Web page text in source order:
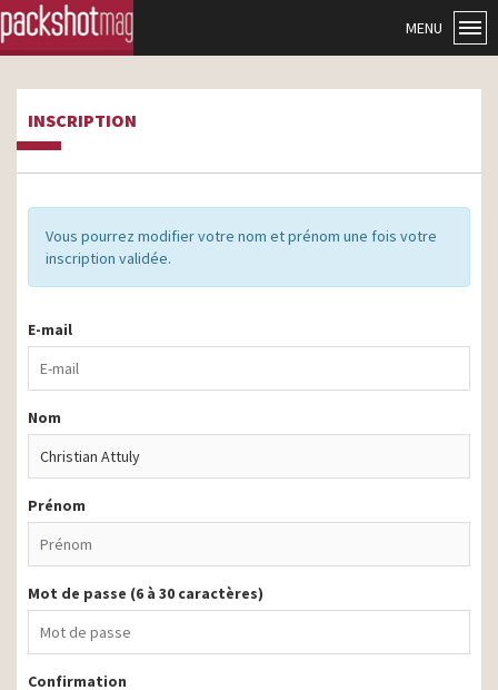
MENU
INSCRIPTION
Vous pourrez modifier votre nom et prénom une fois votre
inscription validée.
E-mail
Nom
Prénom
Mot de passe (6 à 30 caractères)
Confirmation